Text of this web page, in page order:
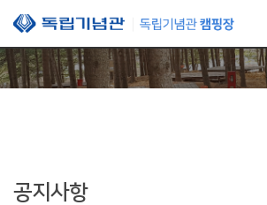
본문 바로가기
공지사항